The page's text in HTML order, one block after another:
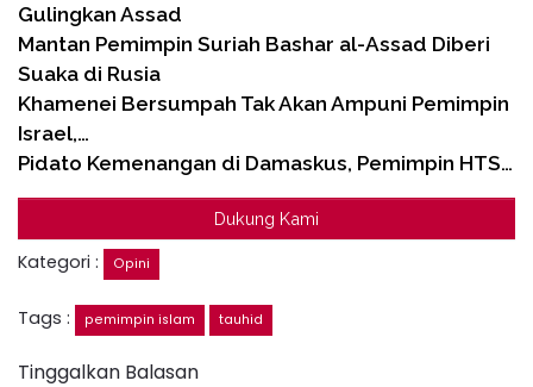
Gulingkan Assad
Mantan Pemimpin Suriah Bashar al-Assad Diberi
Suaka di Rusia
Khamenei Bersumpah Tak Akan Ampuni Pemimpin
Israel,…
Pidato Kemenangan di Damaskus, Pemimpin HTS…
Dukung Kami
Kategori : Opini
Tags : pemimpin islam tauhid
Tinggalkan Balasan